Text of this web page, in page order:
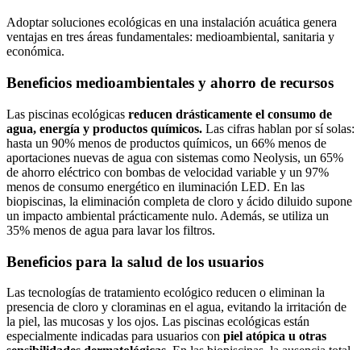
Adoptar soluciones ecológicas en una instalación acuática genera
ventajas en tres áreas fundamentales: medioambiental, sanitaria y
económica.
Beneficios medioambientales y ahorro de recursos
Las piscinas ecológicas reducen drásticamente el consumo de
agua, energía y productos químicos. Las cifras hablan por sí solas:
hasta un 90% menos de productos químicos, un 66% menos de
aportaciones nuevas de agua con sistemas como Neolysis, un 65%
de ahorro eléctrico con bombas de velocidad variable y un 97%
menos de consumo energético en iluminación LED. En las
biopiscinas, la eliminación completa de cloro y ácido diluido supone
un impacto ambiental prácticamente nulo. Además, se utiliza un
35% menos de agua para lavar los filtros.
Beneficios para la salud de los usuarios
Las tecnologías de tratamiento ecológico reducen o eliminan la
presencia de cloro y cloraminas en el agua, evitando la irritación de
la piel, las mucosas y los ojos. Las piscinas ecológicas están
especialmente indicadas para usuarios con piel atópica u otras